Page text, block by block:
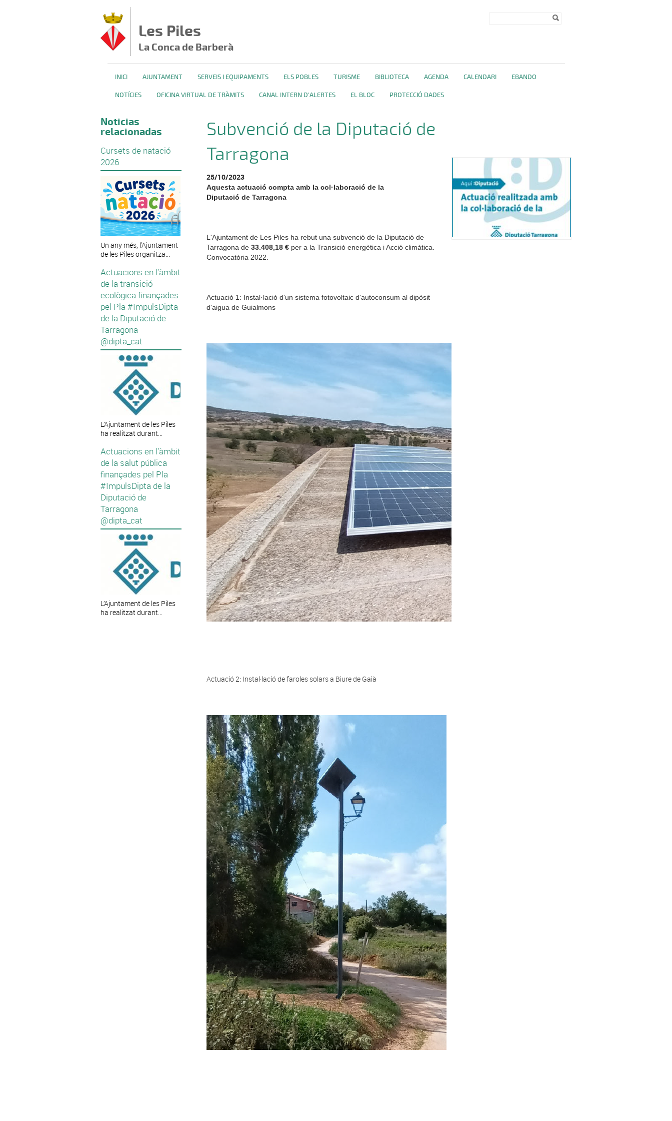
Les Piles
La Conca de Barberà
INICI AJUNTAMENT SERVEIS I EQUIPAMENTS ELS POBLES TURISME BIBLIOTECA AGENDA CALENDARI EBANDO
NOTÍCIES OFICINA VIRTUAL DE TRÀMITS CANAL INTERN D'ALERTES EL BLOC PROTECCIÓ DADES
Noticias
relacionadas
Cursets de natació
2026
Un any més, l'Ajuntament
de les Piles organitza...
Actuacions en l’àmbit
de la transició
ecològica finançades
pel Pla #ImpulsDipta
de la Diputació de
Tarragona
@dipta_cat
L’Ajuntament de les Piles
ha realitzat durant...
Actuacions en l’àmbit
de la salut pública
finançades pel Pla
#ImpulsDipta de la
Diputació de
Tarragona
@dipta_cat
L’Ajuntament de les Piles
ha realitzat durant...
Subvenció de la Diputació de
Tarragona
25/10/2023
Aquesta actuació compta amb la col·laboració de la
Diputació de Tarragona
L'Ajuntament de Les Piles ha rebut una subvenció de la Diputació de
Tarragona de 33.408,18 € per a la Transició energètica i Acció climàtica.
Convocatòria 2022.
Actuació 1: Instal·lació d'un sistema fotovoltaic d'autoconsum al dipòsit
d'aigua de Guialmons
Actuació 2: Instal·lació de faroles solars a Biure de Gaià